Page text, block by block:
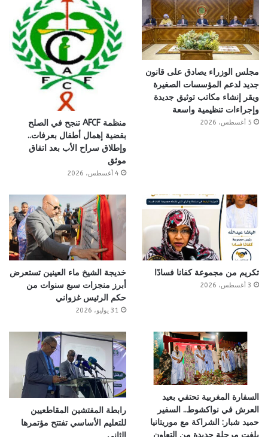
مجلس الوزراء يصادق على قانون
جديد لدعم المؤسسات الصغيرة
ويقر إنشاء مكاتب توثيق جديدة
وإجراءات تنظيمية واسعة
5 أغسطس، 2026
منظمة AFCF تنجح في الصلح
بقضية إهمال أطفال بعرفات..
وإطلاق سراح الأب بعد اتفاق
موثق
4 أغسطس، 2026
تكريم من مجموعة كفانا فسادًا
3 أغسطس، 2026
خديجة الشيخ ماء العينين تستعرض
أبرز منجزات سبع سنوات من
حكم الرئيس غزواني
31 يوليو، 2026
السفارة المغربية تحتفي بعيد
العرش في نواكشوط.. السفير
حميد شبار: الشراكة مع موريتانيا
بلغت مرحلة جديدة من التعاون
رابطة المفتشين المقاطعيين
للتعليم الأساسي تفتتح مؤتمرها